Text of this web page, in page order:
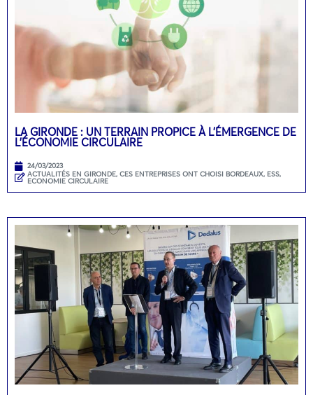
LA GIRONDE : UN TERRAIN PROPICE À L’ÉMERGENCE DE
L’ÉCONOMIE CIRCULAIRE
24/03/2023
ACTUALITÉS EN GIRONDE, CES ENTREPRISES ONT CHOISI BORDEAUX, ESS,
ECONOMIE CIRCULAIRE